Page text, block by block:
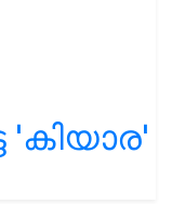
'കിയാര'